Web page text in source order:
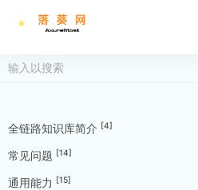
全链路知识库简介 [4]
常见问题 [14]
通用能力 [15]